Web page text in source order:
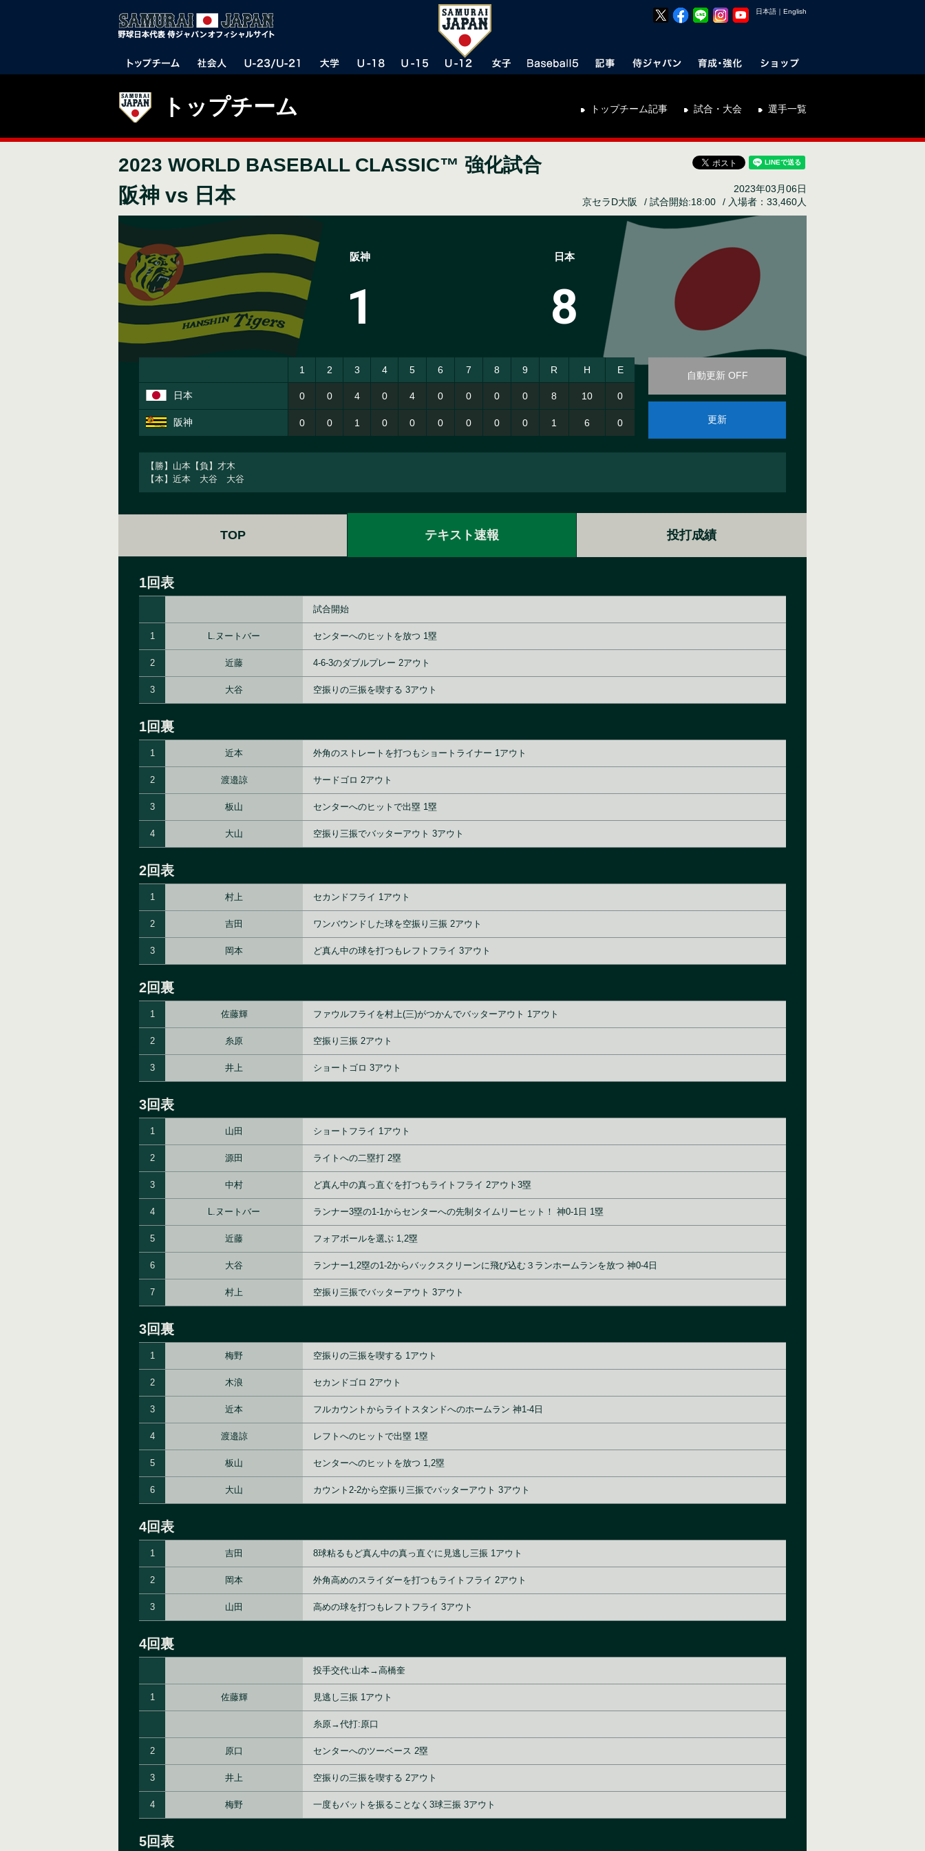
日本語 ｜ English
トップチーム トップチーム記事 試合・大会 選手一覧
2023 WORLD BASEBALL CLASSIC™ 強化試合
阪神 vs 日本
2023年03月06日
京セラD大阪
試合開始:18:00 入場者：33,460人
阪神
1
日本
8
1 2 3 4 5 6 7 8 9 R H E
日本 0 0 4 0 4 0 0 0 0 8 10 0
阪神 0 0 1 0 0 0 0 0 0 1 6 0
自動更新 OFF
更新
【勝】山本【負】才木
【本】近本 大谷 大谷
TOP テキスト速報 投打成績
1回表
試合開始
1 L.ヌートバー センターへのヒットを放つ 1塁
2 近藤 4-6-3のダブルプレー 2アウト
3 大谷 空振りの三振を喫する 3アウト
1回裏
1 近本 外角のストレートを打つもショートライナー 1アウト
2 渡邉諒 サードゴロ 2アウト
3 板山 センターへのヒットで出塁 1塁
4 大山 空振り三振でバッターアウト 3アウト
2回表
1 村上 セカンドフライ 1アウト
2 吉田 ワンバウンドした球を空振り三振 2アウト
3 岡本 ど真ん中の球を打つもレフトフライ 3アウト
2回裏
1 佐藤輝 ファウルフライを村上(三)がつかんでバッターアウト 1アウト
2 糸原 空振り三振 2アウト
3 井上 ショートゴロ 3アウト
3回表
1 山田 ショートフライ 1アウト
2 源田 ライトへの二塁打 2塁
3 中村 ど真ん中の真っ直ぐを打つもライトフライ 2アウト3塁
4 L.ヌートバー ランナー3塁の1-1からセンターへの先制タイムリーヒット！ 神0-1日 1塁
5 近藤 フォアボールを選ぶ 1,2塁
6 大谷 ランナー1,2塁の1-2からバックスクリーンに飛び込む３ランホームランを放つ 神0-4日
7 村上 空振り三振でバッターアウト 3アウト
3回裏
1 梅野 空振りの三振を喫する 1アウト
2 木浪 セカンドゴロ 2アウト
3 近本 フルカウントからライトスタンドへのホームラン 神1-4日
4 渡邉諒 レフトへのヒットで出塁 1塁
5 板山 センターへのヒットを放つ 1,2塁
6 大山 カウント2-2から空振り三振でバッターアウト 3アウト
4回表
1 吉田 8球粘るもど真ん中の真っ直ぐに見逃し三振 1アウト
2 岡本 外角高めのスライダーを打つもライトフライ 2アウト
3 山田 高めの球を打つもレフトフライ 3アウト
4回裏
投手交代:山本→高橋奎
1 佐藤輝 見逃し三振 1アウト
糸原→代打:原口
2 原口 センターへのツーベース 2塁
3 井上 空振りの三振を喫する 2アウト
4 梅野 一度もバットを振ることなく3球三振 3アウト
5回表